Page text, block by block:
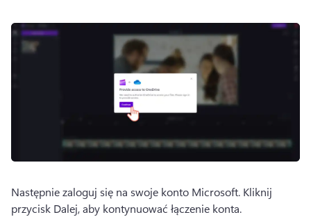
Następnie zaloguj się na swoje konto Microsoft. Kliknij
przycisk Dalej, aby kontynuować łączenie konta.